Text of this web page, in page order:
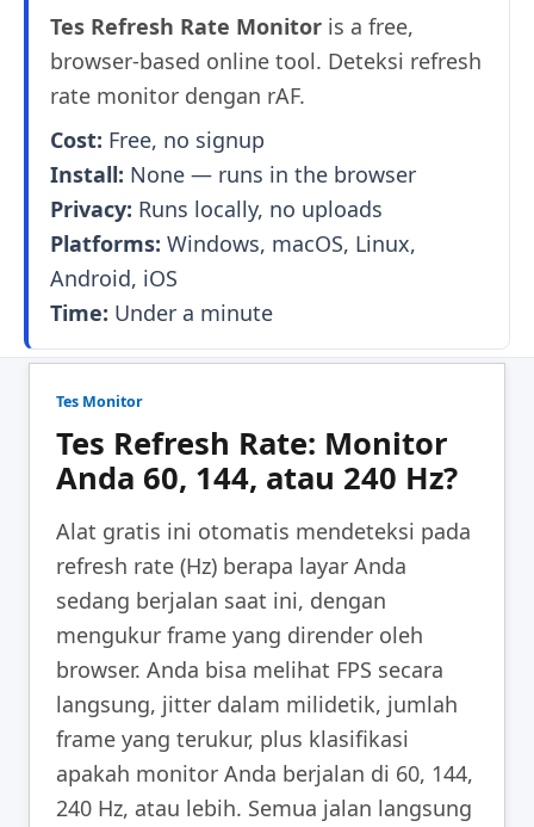
Tes Refresh Rate Monitor is a free,
browser-based online tool. Deteksi refresh
rate monitor dengan rAF.
Cost: Free, no signup
Install: None — runs in the browser
Privacy: Runs locally, no uploads
Platforms: Windows, macOS, Linux,
Android, iOS
Time: Under a minute
Tes Monitor
Tes Refresh Rate: Monitor
Anda 60, 144, atau 240 Hz?
Alat gratis ini otomatis mendeteksi pada
refresh rate (Hz) berapa layar Anda
sedang berjalan saat ini, dengan
mengukur frame yang dirender oleh
browser. Anda bisa melihat FPS secara
langsung, jitter dalam milidetik, jumlah
frame yang terukur, plus klasifikasi
apakah monitor Anda berjalan di 60, 144,
240 Hz, atau lebih. Semua jalan langsung